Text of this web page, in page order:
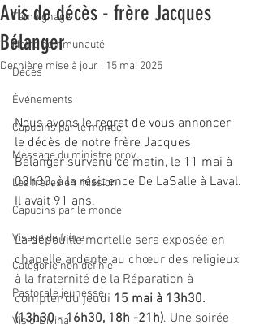
Témoignage
Notre communauté
Décès
Événements
Capucins par le monde
Message du ministre prov.
Les frères en mission
Capucins par le monde
Visage de frère
Catégorie non définie
Pastorale jeunesse
Visio-Divina
Avis de décès - frère Jacques
Bélanger
Dernière mise à jour : 15 mai 2025
Nous avons le regret de vous annoncer
le décès de notre frère Jacques
Bélanger survenu ce matin, le 11 mai à
03h30, à la résidence De LaSalle à Laval.
Il avait 91 ans.
La dépouille mortelle sera exposée en
chapelle ardente au chœur des religieux
à la fraternité de la Réparation à
compter du jeudi 15 mai à 13h30.
(13h30 - 16h30, 18h -21h). Une soirée